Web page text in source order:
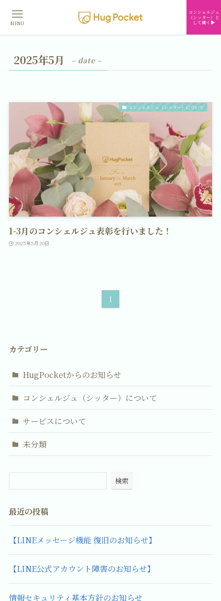
コンシェルジュ
（シッター）と
して働く▶︎
MENU
2025年5月 – date –
コンシェルジュ（シッター）について
1-3月のコンシェルジュ表彰を行いました！
2025年5月20日
1
カテゴリー
HugPocketからのお知らせ
コンシェルジュ（シッター）について
サービスについて
未分類
検索
最近の投稿
【LINEメッセージ機能 復旧のお知らせ】
【LINE公式アカウント障害のお知らせ】
情報セキュリティ基本方針のお知らせ